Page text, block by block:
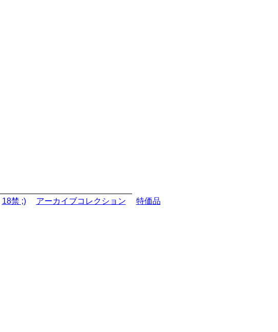
18禁 ;) アーカイブコレクション
特価品